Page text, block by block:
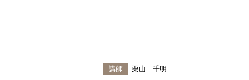
講師 栗山 千明